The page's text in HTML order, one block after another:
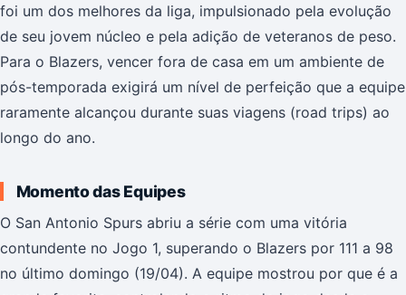
foi um dos melhores da liga, impulsionado pela evolução
de seu jovem núcleo e pela adição de veteranos de peso.
Para o Blazers, vencer fora de casa em um ambiente de
pós-temporada exigirá um nível de perfeição que a equipe
raramente alcançou durante suas viagens (road trips) ao
longo do ano.
Momento das Equipes
O San Antonio Spurs abriu a série com uma vitória
contundente no Jogo 1, superando o Blazers por 111 a 98
no último domingo (19/04). A equipe mostrou por que é a